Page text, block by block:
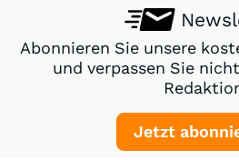
Abonnieren Sie unsere
und verpassen Sie
Jetzt